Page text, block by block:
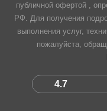
публичной офертой ,
РФ. Для получения
выполнения услуг,
пожалуйста,
4.7